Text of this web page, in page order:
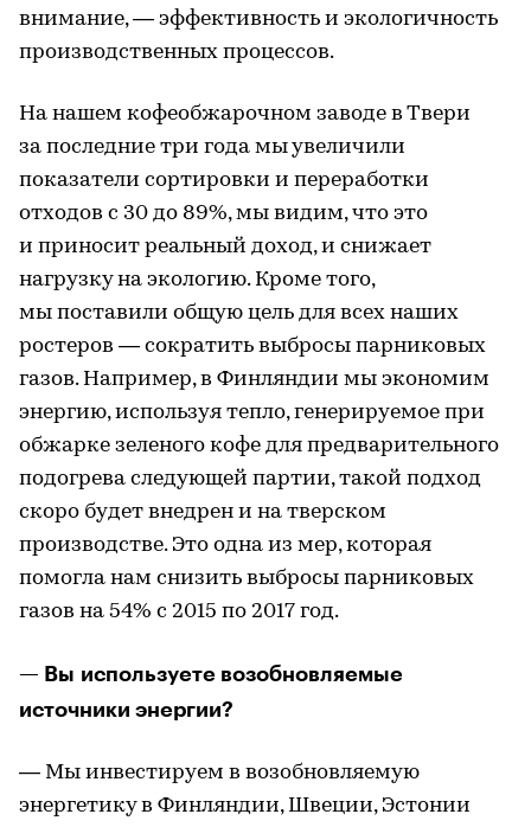
внимание, — эффективность и экологичность
производственных процессов.
На нашем кофеобжарочном заводе в Твери
за последние три года мы увеличили
показатели сортировки и переработки
отходов с 30 до 89%, мы видим, что это
и приносит реальный доход, и снижает
нагрузку на экологию. Кроме того,
мы поставили общую цель для всех наших
ростеров — сократить выбросы парниковых
газов. Например, в Финляндии мы экономим
энергию, используя тепло, генерируемое при
обжарке зеленого кофе для предварительного
подогрева следующей партии, такой подход
скоро будет внедрен и на тверском
производстве. Это одна из мер, которая
помогла нам снизить выбросы парниковых
газов на 54% с 2015 по 2017 год.
— Вы используете возобновляемые
источники энергии?
— Мы инвестируем в возобновляемую
энергетику в Финляндии, Швеции, Эстонии